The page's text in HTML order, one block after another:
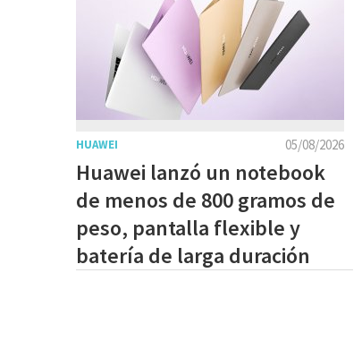
05/08/2026
HUAWEI
Huawei lanzó un notebook
de menos de 800 gramos de
peso, pantalla flexible y
batería de larga duración